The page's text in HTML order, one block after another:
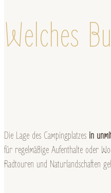
Welches
Die Lage des Campingplatzes in
für regelmäßige Aufenthalte oder
Radtouren und Naturlandschaften